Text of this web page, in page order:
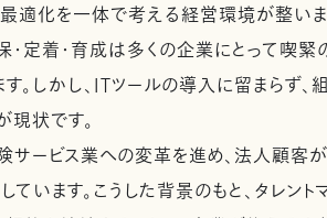
適化を一体で考える経営環境が整いま
定着・育成は多くの企業にとって喫
。しかし、ITツールの導入に留まらず
状です。
サービス業への変革を進め、法人顧客
います。こうした背景のもと、タレント